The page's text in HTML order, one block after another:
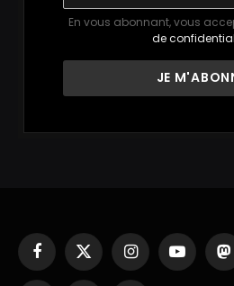
En vous abonnant, vous
de
Facebook
X
(Twitter)
InstagramYouTube